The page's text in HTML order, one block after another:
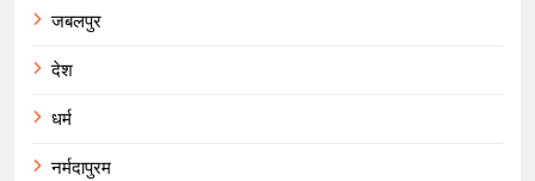
जबलपुर
देश
धर्म
नर्मदापुरम